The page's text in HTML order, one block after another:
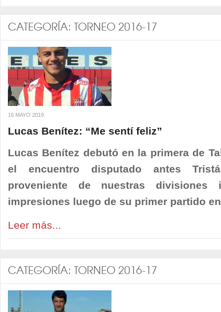
CATEGORÍA: TORNEO 2016-17
16 MAYO 2019
Lucas Benítez: “Me sentí feliz”
Lucas Benítez debutó en la primera de
el encuentro disputado antes
proveniente de nuestras
impresiones luego de su primer partido
Leer más...
CATEGORÍA: TORNEO 2016-17